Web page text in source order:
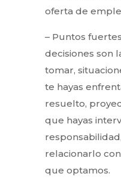
oferta de
– Puntos
decisiones son
tomar,
te hayas
resuelto,
que hayas
relacionarlo
que optamos.